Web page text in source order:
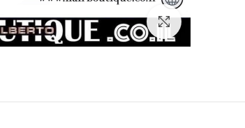
Click to enlarge